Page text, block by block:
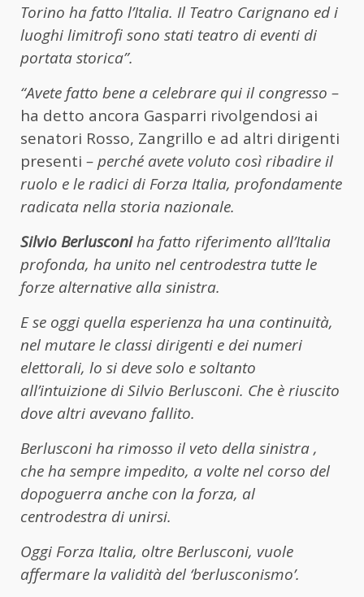
Torino ha fatto l’Italia. Il Teatro Carignano ed i
luoghi limitrofi sono stati teatro di eventi di
portata storica”.
“Avete fatto bene a celebrare qui il congresso –
ha detto ancora Gasparri rivolgendosi ai
senatori Rosso, Zangrillo e ad altri dirigenti
presenti – perché avete voluto così ribadire il
ruolo e le radici di Forza Italia, profondamente
radicata nella storia nazionale.
Silvio Berlusconiha fatto riferimento all’Italia
profonda, ha unito nel centrodestra tutte le
forze alternative alla sinistra.
E se oggi quella esperienza ha una continuità,
nel mutare le classi dirigenti e dei numeri
elettorali, lo si deve solo e soltanto
all’intuizione di Silvio Berlusconi. Che è riuscito
dove altri avevano fallito.
Berlusconi ha rimosso il veto della sinistra ,
che ha sempre impedito, a volte nel corso del
dopoguerra anche con la forza, al
centrodestra di unirsi.
Oggi Forza Italia, oltre Berlusconi, vuole
affermare la validità del ‘berlusconismo’.